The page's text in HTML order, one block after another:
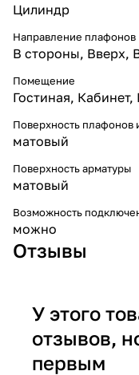
Цилиндр
Направление плафонов
В стороны, Вверх,
Помещение
Гостиная, Кабинет,
Поверхность плафонов
матовый
Поверхность арматуры
матовый
Возможность
можно
Отзывы
У этого
отзывов,
первым